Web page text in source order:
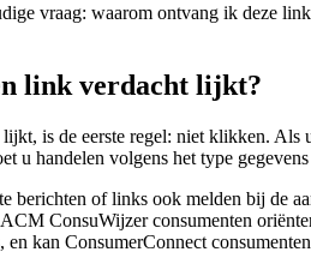
vraag: waarom ontvang ik deze
link verdacht lijkt?
is de eerste regel: niet klikken. Als
u handelen volgens het type
berichten of links ook melden bij de
ConsuWijzer consumenten
en kan ConsumerConnect